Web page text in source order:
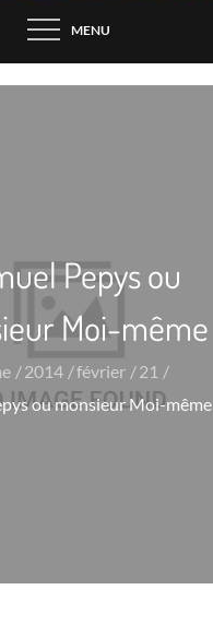
MENU
Pepys ou
Moi-même
2014 février
21
ou monsieur Moi-même